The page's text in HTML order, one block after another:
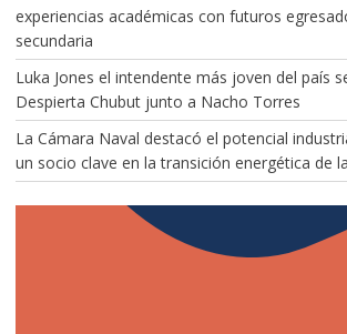
experiencias académicas con futuros
secundaria
Luka Jones el intendente más joven del país
Despierta Chubut junto a Nacho Torres
La Cámara Naval destacó el potencial
un socio clave en la transición energética de